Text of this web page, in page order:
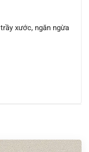
xước, ngăn ngừa